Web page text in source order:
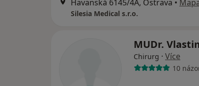
Havanská 6145/4A, Ostrava •
Silesia Medical s.r.o.
MUDr.
Chirurg · Více
10